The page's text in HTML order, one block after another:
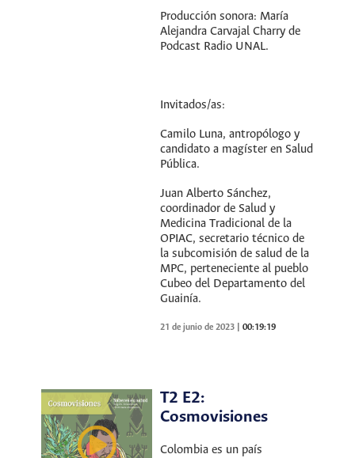
Producción sonora: María
Alejandra Carvajal Charry de
Podcast Radio UNAL.
Invitados/as:
Camilo Luna, antropólogo y
candidato a magíster en Salud
Pública.
Juan Alberto Sánchez,
coordinador de Salud y
Medicina Tradicional de la
OPIAC, secretario técnico de
la subcomisión de salud de la
MPC, perteneciente al pueblo
Cubeo del Departamento del
Guainía.
21 de junio de 2023 |00:19:19
T2 E2:
Cosmovisiones
Colombia es un país